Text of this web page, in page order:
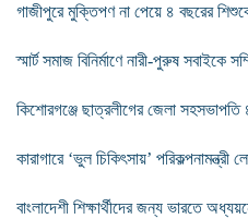
গাজীপুরে মুক্তিপণ না পেয়ে ৪ বছরের
স্মার্ট সমাজ বিনির্মাণে নারী-পুরুষ সবাইকে
কিশোরগঞ্জে ছাত্রলীগের জেলা
কারাগারে ‘ভুল চিকিৎসায়’ পরিকল্পনামন্ত্রী
বাংলাদেশী শিক্ষার্থীদের জন্য ভারতে